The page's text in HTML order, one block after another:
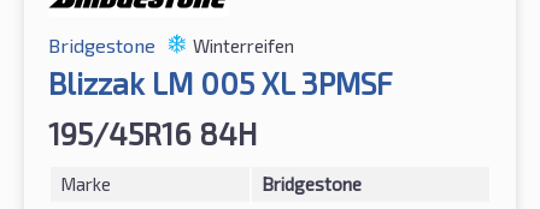
Bridgestone Winterreifen
Blizzak LM 005 XL 3PMSF
195/45R16 84H
Marke
Bridgestone